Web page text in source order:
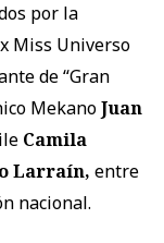
por la
Miss Universo
de “Gran
MekanoJuan
Camila
Larraín, entre
nacional.